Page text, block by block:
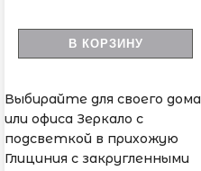
В КОРЗИНУ
Выбирайте для своего дома
или офиса Зеркало с
подсветкой в прихожую
Глициния с закругленными